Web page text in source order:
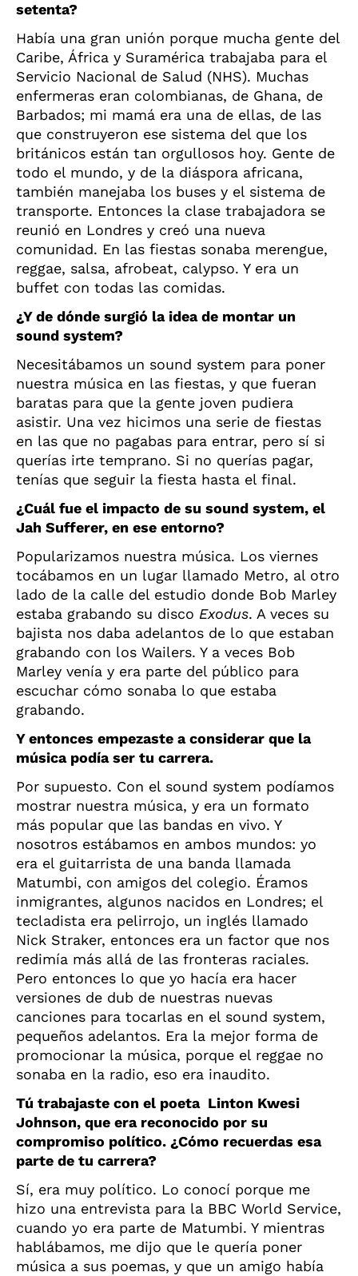
setenta?
Había una gran unión porque mucha gente del
Caribe, África y Suramérica trabajaba para el
Servicio Nacional de Salud (NHS). Muchas
enfermeras eran colombianas, de Ghana, de
Barbados; mi mamá era una de ellas, de las
que construyeron ese sistema del que los
británicos están tan orgullosos hoy. Gente de
todo el mundo, y de la diáspora africana,
también manejaba los buses y el sistema de
transporte. Entonces la clase trabajadora se
reunió en Londres y creó una nueva
comunidad. En las fiestas sonaba merengue,
reggae, salsa, afrobeat, calypso. Y era un
buffet con todas las comidas.
¿Y de dónde surgió la idea de montar un
sound system?
Necesitábamos un sound system para poner
nuestra música en las fiestas, y que fueran
baratas para que la gente joven pudiera
asistir. Una vez hicimos una serie de fiestas
en las que no pagabas para entrar, pero sí si
querías irte temprano. Si no querías pagar,
tenías que seguir la fiesta hasta el final.
¿Cuál fue el impacto de su sound system, el
Jah Sufferer, en ese entorno?
Popularizamos nuestra música. Los viernes
tocábamos en un lugar llamado Metro, al otro
lado de la calle del estudio donde Bob Marley
estaba grabando su disco Exodus. A veces su
bajista nos daba adelantos de lo que estaban
grabando con los Wailers. Y a veces Bob
Marley venía y era parte del público para
escuchar cómo sonaba lo que estaba
grabando.
Y entonces empezaste a considerar que la
música podía ser tu carrera.
Por supuesto. Con el sound system podíamos
mostrar nuestra música, y era un formato
más popular que las bandas en vivo. Y
nosotros estábamos en ambos mundos: yo
era el guitarrista de una banda llamada
Matumbi, con amigos del colegio. Éramos
inmigrantes, algunos nacidos en Londres; el
tecladista era pelirrojo, un inglés llamado
Nick Straker, entonces era un factor que nos
redimía más allá de las fronteras raciales.
Pero entonces lo que yo hacía era hacer
versiones de dub de nuestras nuevas
canciones para tocarlas en el sound system,
pequeños adelantos. Era la mejor forma de
promocionar la música, porque el reggae no
sonaba en la radio, eso era inaudito.
Tú trabajaste con el poeta Linton Kwesi
Johnson, que era reconocido por su
compromiso político. ¿Cómo recuerdas esa
parte de tu carrera?
Sí, era muy político. Lo conocí porque me
hizo una entrevista para la BBC World Service,
cuando yo era parte de Matumbi. Y mientras
hablábamos, me dijo que le quería poner
música a sus poemas, y que un amigo había